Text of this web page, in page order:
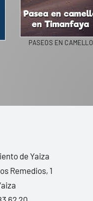
PASEOS EN CAMELLO
de Yaiza
Remedios, 1